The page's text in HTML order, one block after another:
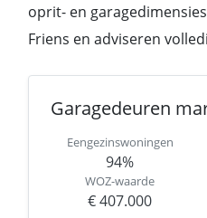
oprit- en
Friens en adviseren
Garagedeuren
Eengezinswoningen
94%
WOZ-waarde
€ 407.000